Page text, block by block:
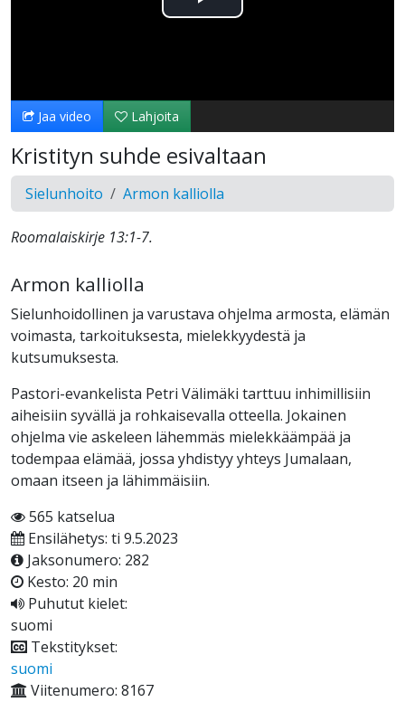
Toista
Jaa video Lahjoita
Kristityn suhde esivaltaan
Sielunhoito Armon kalliolla
Roomalaiskirje 13:1-7.
Armon kalliolla
Sielunhoidollinen ja varustava ohjelma armosta, elämän
voimasta, tarkoituksesta, mielekkyydestä ja
kutsumuksesta.
Pastori-evankelista Petri Välimäki tarttuu inhimillisiin
aiheisiin syvällä ja rohkaisevalla otteella. Jokainen
ohjelma vie askeleen lähemmäs mielekkäämpää ja
todempaa elämää, jossa yhdistyy yhteys Jumalaan,
omaan itseen ja lähimmäisiin.
565 katselua
Ensilähetys: ti 9.5.2023
Jaksonumero: 282
Kesto: 20 min
Puhutut kielet:
suomi
Tekstitykset:
suomi
Viitenumero: 8167